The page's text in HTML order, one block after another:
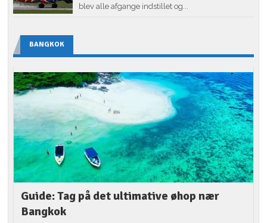
blev alle afgange indstillet og...
BANGKOK
Guide: Tag på det ultimative øhop nær
Bangkok